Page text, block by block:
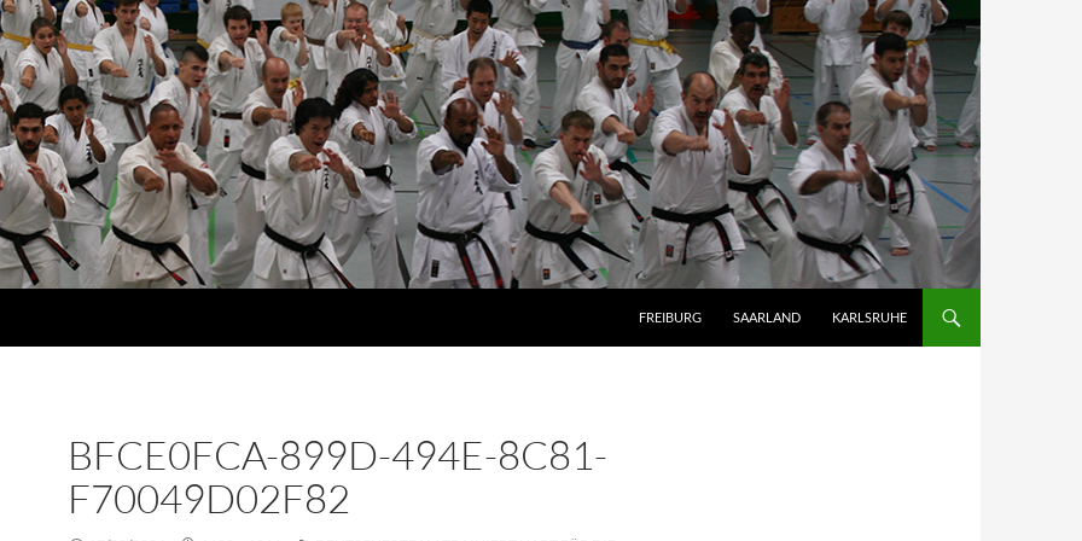
FREIBURG SAARLAND KARLSRUHE
BFCE0FCA-899D-494E-8C81-
F70049D02F82